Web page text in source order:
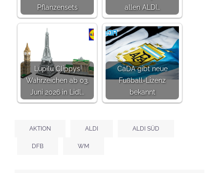
Pflanzensets
allen ALDI…
Lupilu Clippys
Wahrzeichen ab 03.
Juni 2026 in Lidl…
CaDA gibt neue
Fußball-Lizenz
bekannt
AKTION ALDI ALDI SÜD
DFB WM